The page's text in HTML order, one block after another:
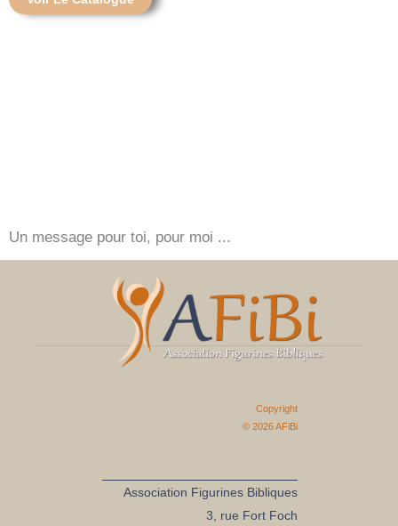
Un message pour toi, pour moi ...
Copyright
© 2026AFiBi
Association Figurines Bibliques
3, rue Fort Foch